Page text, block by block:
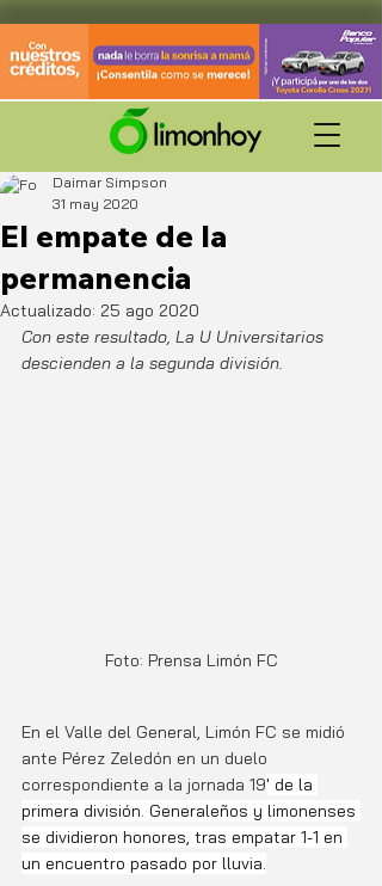
El empate de la
permanencia
Daimar Simpson
31 may 2020
Actualizado: 25 ago 2020
Con este resultado, La U Universitarios
descienden a la segunda división.
Foto: Prensa Limón FC
En el Valle del General, Limón FC se midió
ante Pérez Zeledón en un duelo
correspondiente a la jornada 19' de la
primera división. Generaleños y limonenses
se dividieron honores, tras empatar 1-1 en
un encuentro pasado por lluvia.